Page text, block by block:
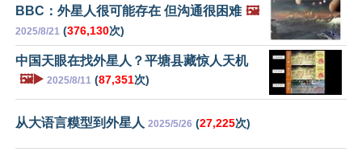
BBC：外星人很可能存在 但沟通很困难 🖼️
2025/8/21 (376,130次)
中国天眼在找外星人？平塘县藏惊人天机
🖼️▶️ 2025/8/11 (87,351次)
从大语言糢型到外星人 2025/5/26 (27,225次)